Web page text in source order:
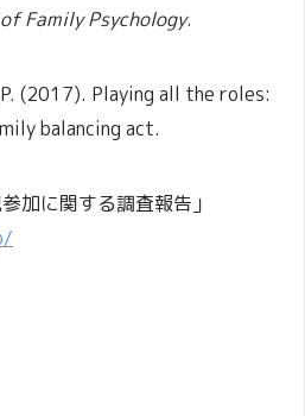
Family Psychology.
(2017). Playing all the roles:
balancing act.
加に関する調査報告」